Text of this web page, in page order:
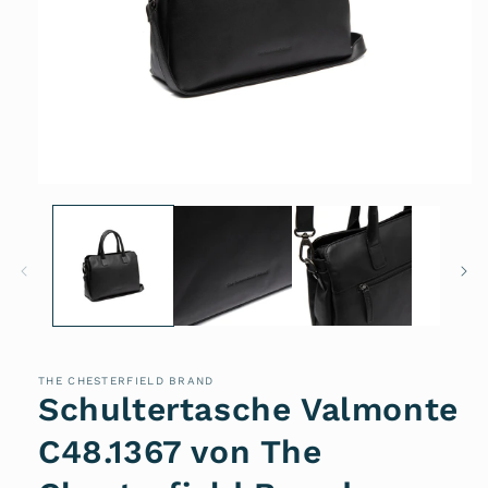
THE CHESTERFIELD BRAND
Schultertasche Valmonte
C48.1367 von The